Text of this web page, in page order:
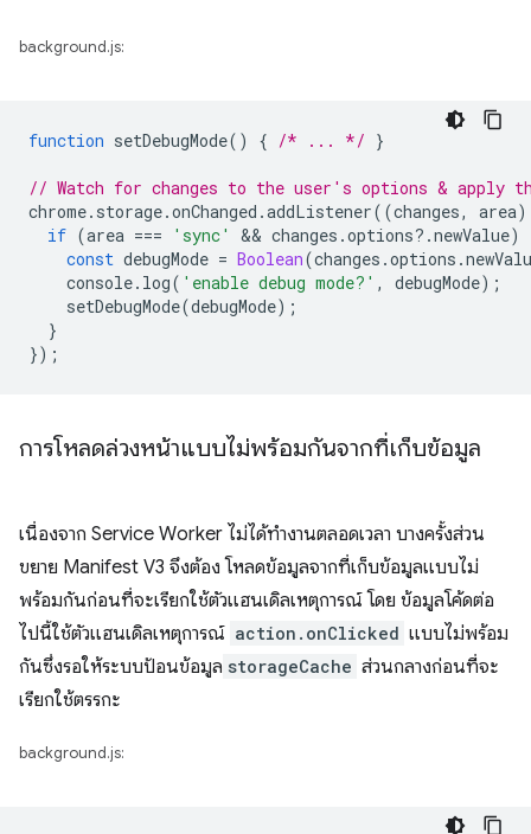
background.js:
function setDebugMode() { /* ... */ }
// Watch for changes to the user's options & apply
chrome. storage.onChanged .addListener((changes, area)
if (area === 'sync' && changes .options? .newValue)
const debugMode = Boolean(changes .options .
console. log( 'enable debug mode?' , debugMode);
setDebugMode(debugMode);
}
});
การโหลดล่วงหน้าแบบไม่พร้อมกันจากที่เก็บข้อมูล
เนื่องจาก Service Worker ไม่ได้ทำงานตลอดเวลา บางครั้งส่วน
ขยาย Manifest V3 จึงต้อง โหลดข้อมูลจากที่เก็บข้อมูลแบบไม่
พร้อมกันก่อนที่จะเรียกใช้ตัวแฮนเดิลเหตุการณ์ โดย ข้อมูลโค้ดต่อ
ไปนี้ใช้ตัวแฮนเดิลเหตุการณ์ action.onClicked แบบไม่พร้อม
กันซึ่งรอให้ระบบป้อนข้อมูล storageCache ส่วนกลางก่อนที่จะ
เรียกใช้ตรรกะ
background.js: